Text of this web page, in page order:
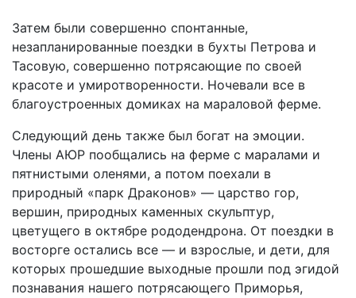
Затем были совершенно спонтанные,
незапланированные поездки в бухты Петрова и
Тасовую, совершенно потрясающие по своей
красоте и умиротворенности. Ночевали все в
благоустроенных домиках на мараловой ферме.
Следующий день также был богат на эмоции.
Члены АЮР пообщались на ферме с маралами и
пятнистыми оленями, а потом поехали в
природный «парк Драконов» — царство гор,
вершин, природных каменных скульптур,
цветущего в октябре рододендрона. От поездки в
восторге остались все — и взрослые, и дети, для
которых прошедшие выходные прошли под эгидой
познавания нашего потрясающего Приморья,